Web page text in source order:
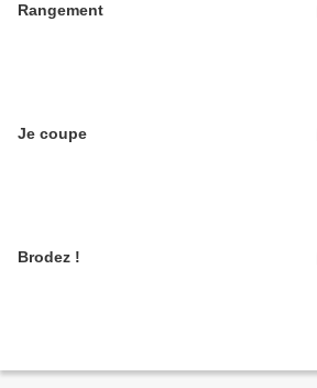
Rangement
Je coupe
Brodez !